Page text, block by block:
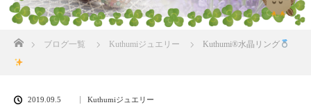
ブログ一覧 Kuthumiジュエリー Kuthumi®️水晶リング
2019.09.5 Kuthumiジュエリー